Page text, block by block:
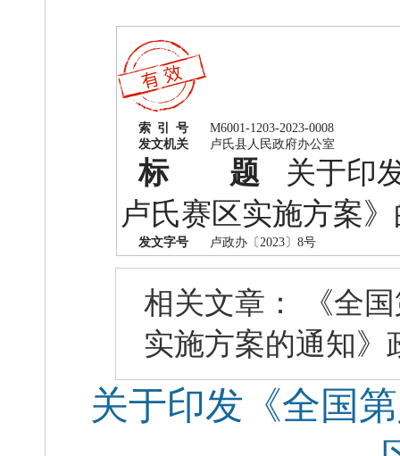
索 引 号
M6001-1203-2023-0008
发文机关
卢氏县人民政府办公室
标 题
关于印
卢氏赛区实施方案
发文字号 卢政办〔2023〕8号
相关文章：
《全
实施方案的通知》
关于印发《全国